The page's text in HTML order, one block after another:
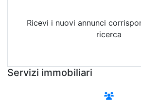
Ricevi i nuovi annunci
ricerca
Servizi immobiliari